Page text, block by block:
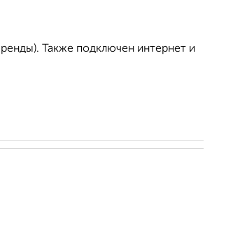
Также подключен интернет и